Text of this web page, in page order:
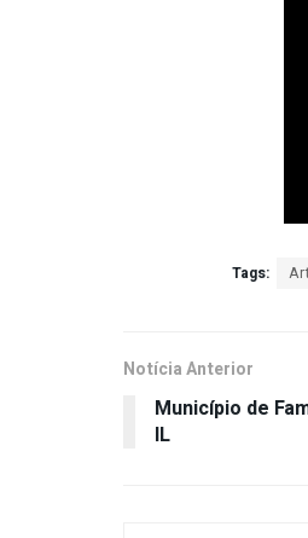
Tags:
Notícia Anterior
Município de
IL